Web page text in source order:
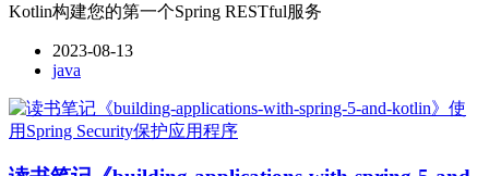
Kotlin构建您的第一个Spring RESTful服务
2023-08-13
java